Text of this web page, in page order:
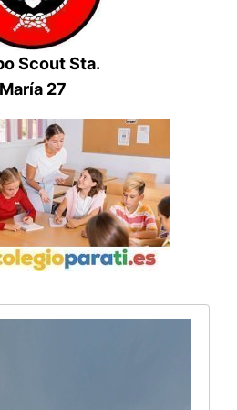
Scout Sta.
María 27